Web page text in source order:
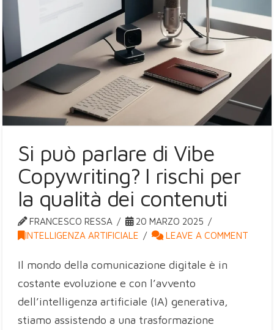
Si può parlare di Vibe
Copywriting? I rischi per
la qualità dei contenuti
FRANCESCO RESSA
20 MARZO 2025
INTELLIGENZA ARTIFICIALE
LEAVE A COMMENT
Il mondo della comunicazione digitale è in
costante evoluzione e con l’avvento
dell’intelligenza artificiale (IA) generativa,
stiamo assistendo a una trasformazione